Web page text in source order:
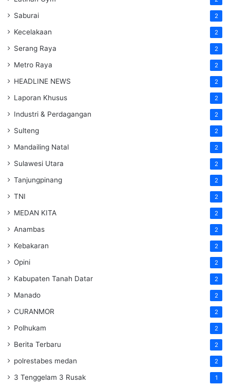
Saburai 2
Kecelakaan 2
Serang Raya 2
Metro Raya 2
HEADLINE NEWS 2
Laporan Khusus 2
Industri & Perdagangan 2
Sulteng 2
Mandailing Natal 2
Sulawesi Utara 2
Tanjungpinang 2
TNI 2
MEDAN KITA 2
Anambas 2
Kebakaran 2
Opini 2
Kabupaten Tanah Datar 2
Manado 2
CURANMOR 2
Polhukam 2
Berita Terbaru 2
polrestabes medan 2
3 Tenggelam 3 Rusak 1